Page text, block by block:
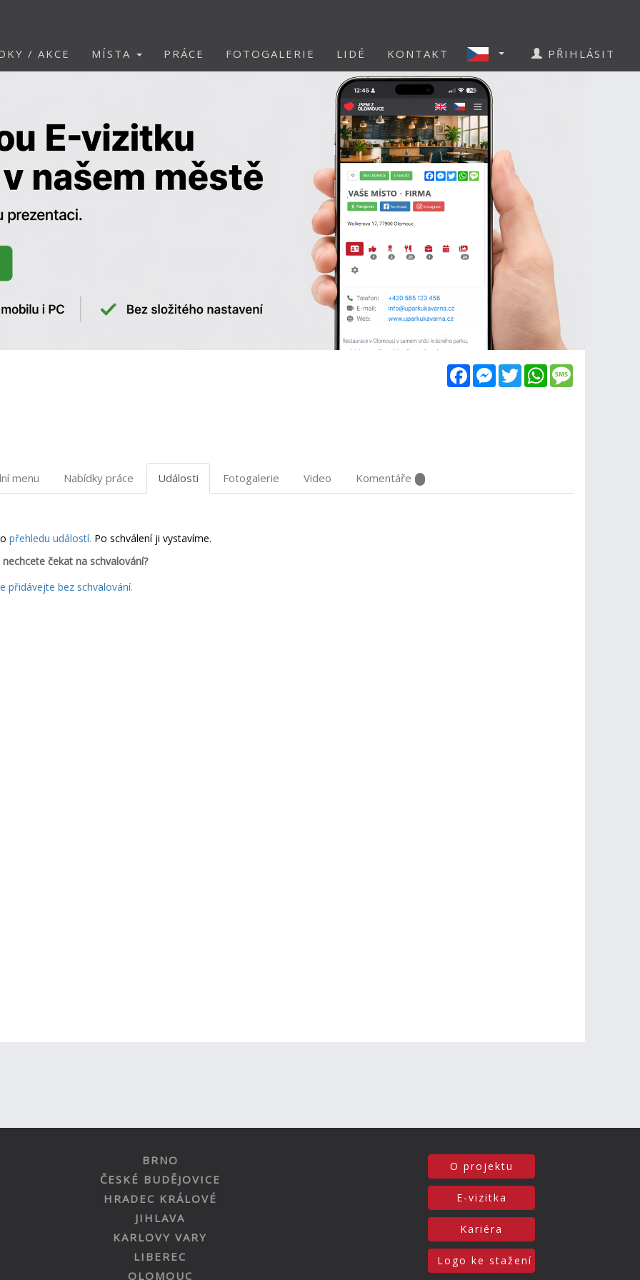
/ AKCE MÍSTA PRÁCE FOTOGALERIE LIDÉ KONTAKT PŘIHLÁSIT
FacebookMessenger
TwitterWhatsApp
menu Nabídky práce Události Fotogalerie Video Komentáře
přehledu událostí. Po schválení ji vystavíme.
čekat na schvalování?
přidávejte bez schvalování.
BRNO
ČESKÉ BUDĚJOVICE
HRADEC KRÁLOVÉ
JIHLAVA
KARLOVY VARY
LIBEREC
OLOMOUC
O projektu
E-vizitka
Kariéra
Logo ke stažení